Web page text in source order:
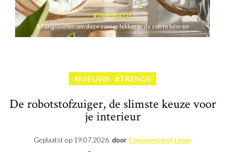
INSPIRATIE
5 hangstoelen om deze zomer lekker in de zon te luieren
#NIEUWS #TRENDS
De robotstofzuiger, de slimste keuze voor
je interieur
Geplaatst op 19.07.2026 door Commercieel team